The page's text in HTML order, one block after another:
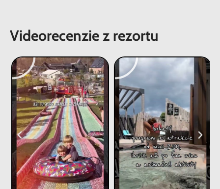
Videorecenzie z rezortu